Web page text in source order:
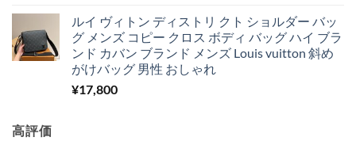
ルイ ヴィトン ディストリ クト ショルダー バッ
グ メンズ コピー クロス ボディ バッグ ハイ ブラ
ンド カバン ブランド メンズ Louis vuitton 斜め
がけバッグ 男性 おしゃれ
¥17,800
高評価